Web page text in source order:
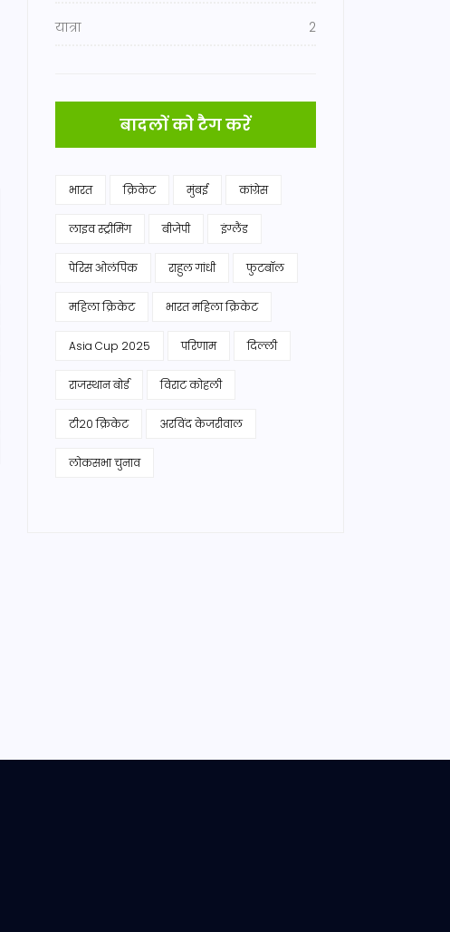
यात्रा 2
बादलों को टैग करें
भारत क्रिकेट मुंबई कांग्रेस
लाइव स्ट्रीमिंग बीजेपी इंग्लैंड
पेरिस ओलंपिक राहुल गांधी फुटबॉल
महिला क्रिकेट भारत महिला क्रिकेट
Asia Cup 2025 परिणाम दिल्ली
राजस्थान बोर्ड विराट कोहली
टी20 क्रिकेट अरविंद केजरीवाल
लोकसभा चुनाव